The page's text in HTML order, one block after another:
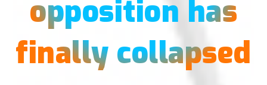
opposition has
finally collapsed